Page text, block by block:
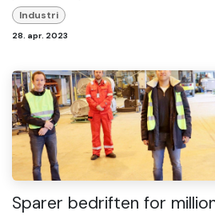
Industri
28. apr. 2023
Sparer bedriften for